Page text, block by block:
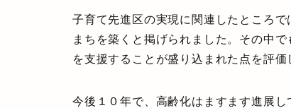
子育て先進区の実現に関連したところ
まちを築くと掲げられました。その中
を支援することが盛り込まれた点を評価
今後１０年で、高齢化はますます進展